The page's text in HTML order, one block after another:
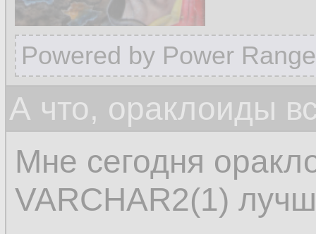
Powered by Power
А что, ораклоиды
Мне сегодня
VARCHAR2(1)